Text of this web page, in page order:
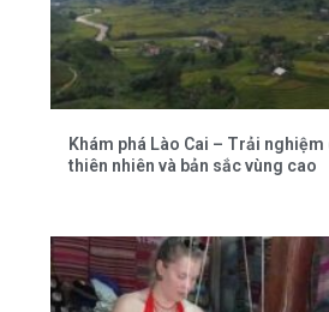
Khám phá Lào Cai – Trải
thiên nhiên và bản sắc vùng cao